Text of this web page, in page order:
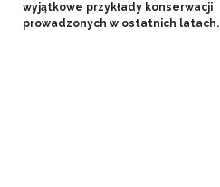
wyjątkowe przykłady konserwacji
prowadzonych w ostatnich latach.